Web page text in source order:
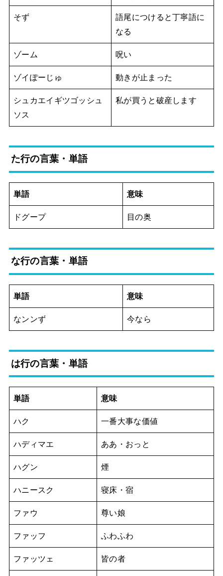
そず
語尾につけると丁寧語に
なる
ゾーム 呪い
ゾイぽーじゅ 動きが止まった
シュカエイギツゴッシュ
ソス
私が買うと破産します
た行の言葉・単語
単語 意味
ドグープ 目の奥
な行の言葉・単語
単語 意味
なンンず 今なら
は行の言葉・単語
単語 意味
ハク 一番大事な価値
ハディマエ ああ・おっと
ハグン 煙
ハニースク 寝床・宿
ファウ 尊い娘
ファッフ ふわふわ
ファッツェ 皆の者